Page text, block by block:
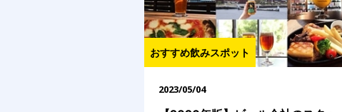
おすすめ飲みスポット
2023/05/04